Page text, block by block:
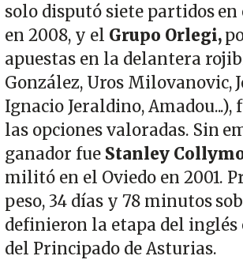
solo disputó siete partidos
en 2008, y el Grupo Orlegi,
apuestas en la delantera
González, Uros Milovanovic,
Ignacio Jeraldino, Amadou...),
las opciones valoradas. Sin
ganador fue Stanley
militó en el Oviedo en 2001.
peso, 34 días y 78 minutos
definieron la etapa del
del Principado de Asturias.